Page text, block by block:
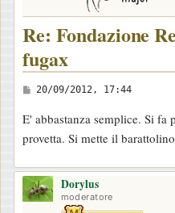
Re: Fondazione
fugax
M
s
s
a
g
g
20/09/2012, 17:44
E' abbastanza semplice. Si
provetta. Si mette il
Dorylus
moderatore